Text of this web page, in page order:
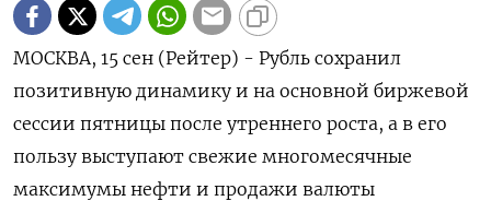
МОСКВА, 15 сен (Рейтер) - Рубль сохранил
позитивную динамику и на основной биржевой
сессии пятницы после утреннего роста, а в его
пользу выступают свежие многомесячные
максимумы нефти и продажи валюты